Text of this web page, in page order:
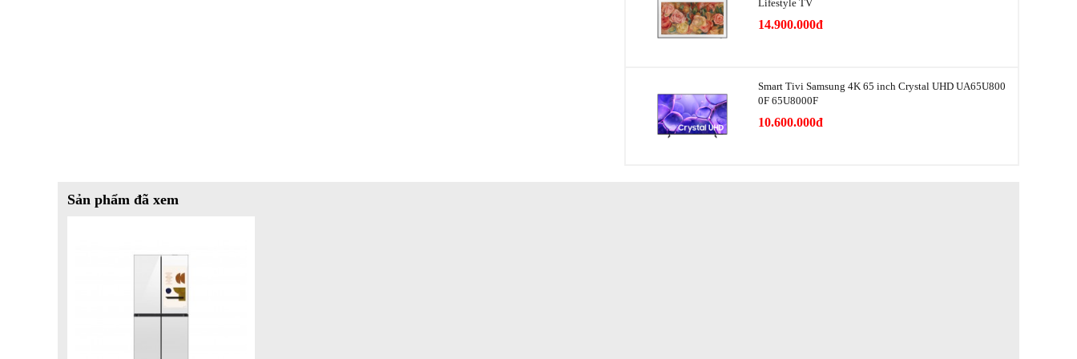
Quản Lý Thực Phẩm Thông Minh Với AI Vision Inside
AI Vision Inside là công nghệ độc đáo giúp nhận diện và phân loại thực phẩm một cách tự động. Với khả
theo TCVN
729 kWh/năm
Công nghệ bảo quản và làm
Lifestyle TV
14.900.000đ
Smart Tivi Samsung 4K 65 inch Crystal UHD UA65U800
0F 65U8000F
10.600.000đ
Sản phẩm đã xem